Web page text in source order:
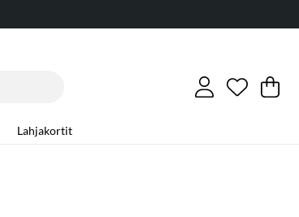
. .
Lahjakortit